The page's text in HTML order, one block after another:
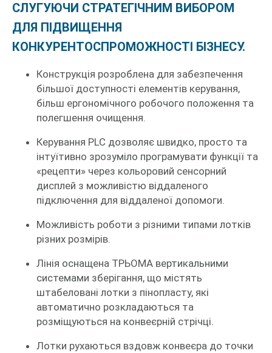
СЛУГУЮЧИ СТРАТЕГІЧНИМ ВИБОРОМ
ДЛЯ ПІДВИЩЕННЯ
КОНКУРЕНТОСПРОМОЖНОСТІ БІЗНЕСУ.
Конструкція розроблена для забезпечення
більшої доступності елементів керування,
більш ергономічного робочого положення та
полегшення очищення.
Керування PLC дозволяє швидко, просто та
інтуїтивно зрозуміло програмувати функції та
«рецепти» через кольоровий сенсорний
дисплей з можливістю віддаленого
підключення для віддаленої допомоги.
Можливість роботи з різними типами лотків
різних розмірів.
Лінія оснащена ТРЬОМА вертикальними
системами зберігання, що містять
штабеловані лотки з пінопласту, які
автоматично розкладаються та
розміщуються на конвеєрній стрічці.
Лотки рухаються вздовж конвеєра до точки